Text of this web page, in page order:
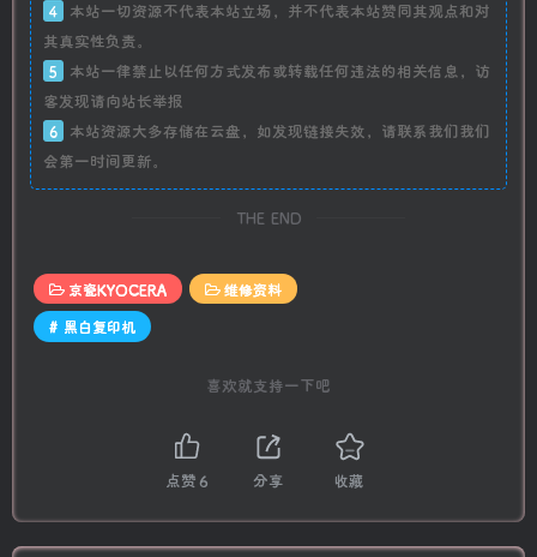
4
本站一切资源不代表本站立场，并不代表本站赞同其观点和对
其真实性负责。
5
本站一律禁止以任何方式发布或转载任何违法的相关信息，访
客发现请向站长举报
6
本站资源大多存储在云盘，如发现链接失效，请联系我们我们
会第一时间更新。
THE END
京瓷KYOCERA
维修资料
# 黑白复印机
喜欢就支持一下吧
点赞6 分享 收藏